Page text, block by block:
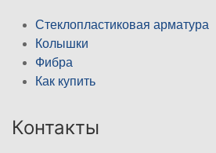
Стеклопластиковая арматура
Колышки
Фибра
Как купить
Контакты